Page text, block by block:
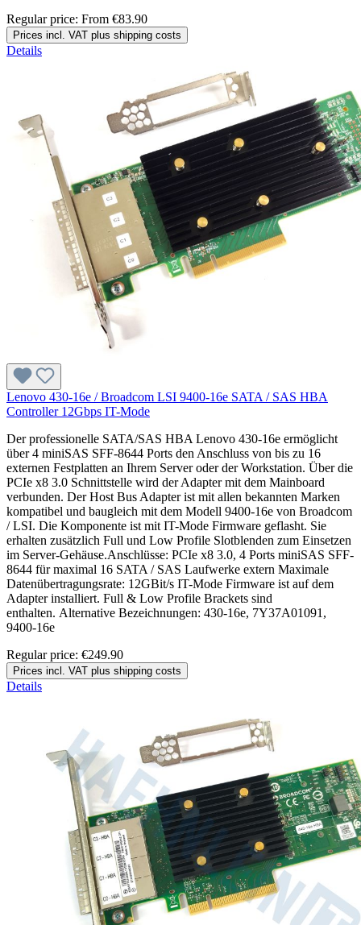
Regular price: From €83.90
Prices incl. VAT plus shipping costs
Details
Lenovo 430-16e / Broadcom LSI 9400-16e SATA / SAS HBA
Controller 12Gbps IT-Mode
Der professionelle SATA/SAS HBA Lenovo 430-16e ermöglicht
über 4 miniSAS SFF-8644 Ports den Anschluss von bis zu 16
externen Festplatten an Ihrem Server oder der Workstation. Über die
PCIe x8 3.0 Schnittstelle wird der Adapter mit dem Mainboard
verbunden. Der Host Bus Adapter ist mit allen bekannten Marken
kompatibel und baugleich mit dem Modell 9400-16e von Broadcom
/ LSI. Die Komponente ist mit IT-Mode Firmware geflasht. Sie
erhalten zusätzlich Full und Low Profile Slotblenden zum Einsetzen
im Server-Gehäuse.Anschlüsse: PCIe x8 3.0, 4 Ports miniSAS SFF-
8644 für maximal 16 SATA / SAS Laufwerke extern Maximale
Datenübertragungsrate: 12GBit/s IT-Mode Firmware ist auf dem
Adapter installiert. Full & Low Profile Brackets sind
enthalten. Alternative Bezeichnungen: 430-16e, 7Y37A01091,
9400-16e
Regular price: €249.90
Prices incl. VAT plus shipping costs
Details